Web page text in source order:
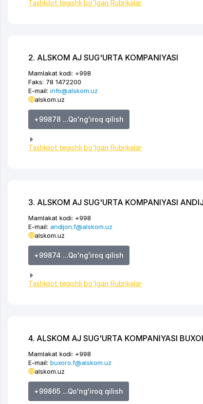
Tashkilot tegishli bo'lgan Rubrikalar
2. ALSKOM AJ SUG'URTA KOMPANIYASI
Mamlakat kodi: +998
Faks: 78 1472200
E-mail: info@alskom.uz
alskom.uz
+99878 ...Qo'ng'iroq qilish
Tashkilot tegishli bo'lgan Rubrikalar
3. ALSKOM AJ SUG'URTA KOMPANIYASI
Mamlakat kodi: +998
E-mail: andijon.f@alskom.uz
alskom.uz
+99874 ...Qo'ng'iroq qilish
Tashkilot tegishli bo'lgan Rubrikalar
4. ALSKOM AJ SUG'URTA KOMPANIYASI
Mamlakat kodi: +998
E-mail: buxoro.f@alskom.uz
alskom.uz
+99865 ...Qo'ng'iroq qilish